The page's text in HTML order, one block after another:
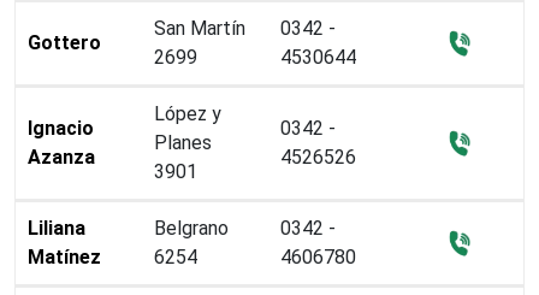
Gottero
San Martín
2699
0342 -
4530644
Ignacio
Azanza
López y
Planes
3901
0342 -
4526526
Liliana
Matínez
Belgrano
6254
0342 -
4606780